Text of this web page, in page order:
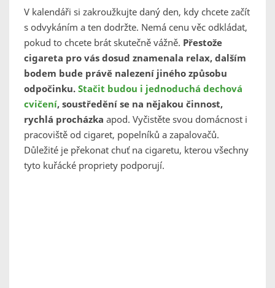
V kalendáři si zakroužkujte daný den, kdy chcete začít
s odvykáním a ten dodržte. Nemá cenu věc odkládat,
pokud to chcete brát skutečně vážně. Přestože
cigareta pro vás dosud znamenala relax, dalším
bodem bude právě nalezení jiného způsobu
odpočinku. Stačit budou i jednoduchá dechová
cvičení, soustředění se na nějakou činnost,
rychlá procházka apod. Vyčistěte svou domácnost i
pracoviště od cigaret, popelníků a zapalovačů.
Důležité je překonat chuť na cigaretu, kterou všechny
tyto kuřácké propriety podporují.